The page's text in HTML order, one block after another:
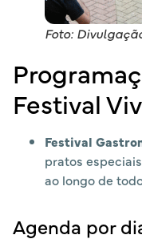
Foto:
Festival
Festival
pratos
ao longo de
Agenda por